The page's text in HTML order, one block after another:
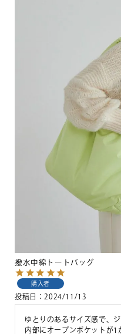
撥水中綿トートバッグ
購入者
投稿日 2024/11/13
ゆとりのあるサイズ感で、
内部にオープンポケットが1